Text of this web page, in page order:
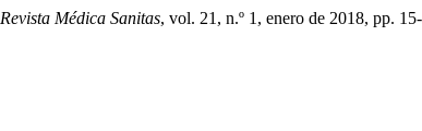
Revista Médica Sanitas, vol. 21, n.º 1, enero de 2018, pp.